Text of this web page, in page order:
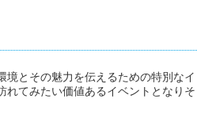
境とその魅力を伝えるための特別なイ
れてみたい価値あるイベントとなりそ